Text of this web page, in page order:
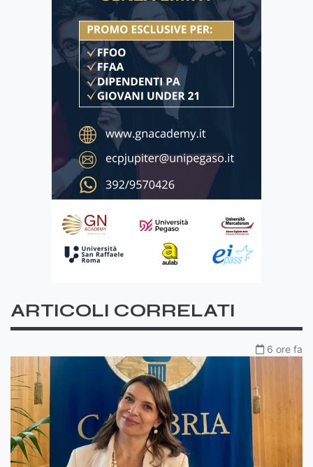
ARTICOLI CORRELATI
6 ore fa